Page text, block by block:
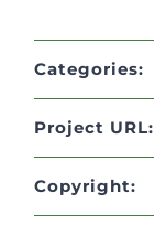
Categories:
Project URL:
Copyright: